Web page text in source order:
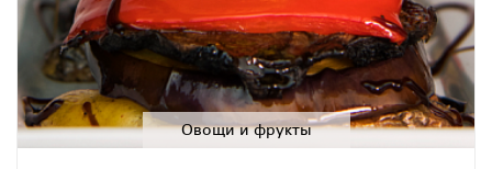
Овощи и фрукты